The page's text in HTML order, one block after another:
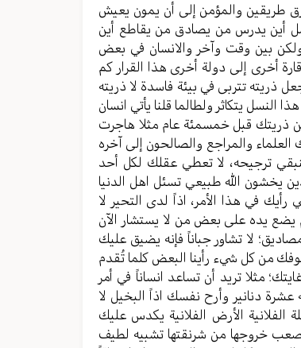
طریقین والمؤمن إلی أن یمون یعیش
أين یدرس من یصادق من یقاطع أين
بین وقت وآخر والانسان في بعض
أخری إلی دولة أخری هذا القرار کم
ذریته تتربی في بیئة فاسدة لا ذریته
النسل یتکاثر ولطالما قلنا یأتي انسان
من ذریتك قبل خمسمئة عام مثلا هاجرت
والمراجع والصالحون إلی آخره
ترجیحه، لا تعطي عقلك لکل أحد
یخشون الله طبیعي تسئل اهل الدنیا
في هذا الأمر، اذاً لدی التحیر لا
یضع یده علی بعض من لا یستشار الآن
لا تشاور جباناً فإنه یضیق علیك
من کل شيء رأينا البعض کلما تُقدم
مثلا ترید أن تساعد انساناً في أمر
دنانیر وأرح نفسك اذاً البخیل لا
الفلانیة الأرض الفلانیة یکدس علیك
صعب خروجها من شرنقتها تشبیه لطیف